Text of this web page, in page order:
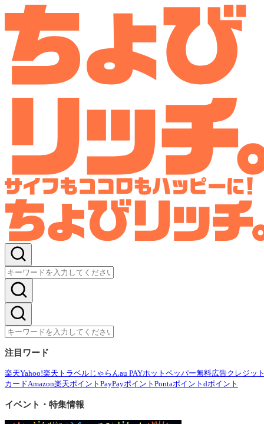
注目ワード
楽天Yahoo!楽天トラベル じゃらんau PAYホットペッパー無料広告クレジッ
カードAmazon楽天ポイント PayPayポイント Pontaポイント dポイント
イベント・特集情報